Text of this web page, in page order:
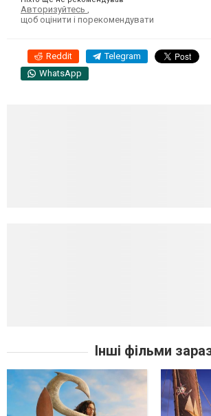
Авторизуйтесь ,
щоб оцінити і порекомендувати
Reddit Telegram
WhatsApp
Інші фільми